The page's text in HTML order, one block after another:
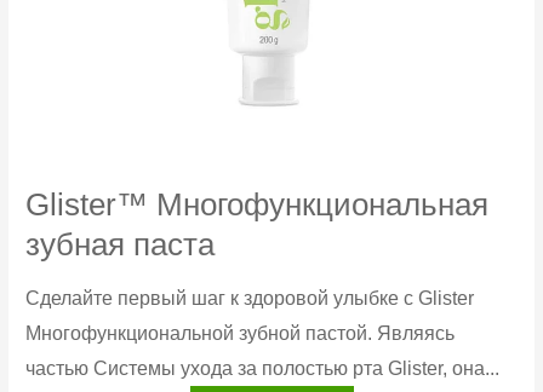
Glister™ Многофункциональная
зубная паста
Сделайте первый шаг к здоровой улыбке с Glister
Многофункциональной зубной пастой. Являясь
частью Системы ухода за полостью рта Glister, она...